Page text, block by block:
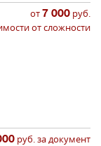
от7 000 руб.
от сложности
руб. за документ